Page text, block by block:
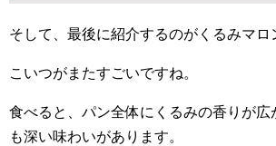
そして、最後に紹介するのがくるみマロ
こいつがまたすごいですね。
食べると、パン全体にくるみの香りが広
も深い味わいがあります。